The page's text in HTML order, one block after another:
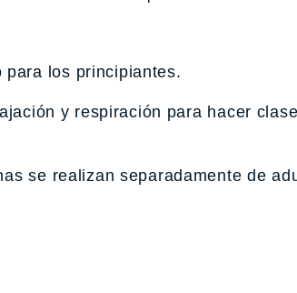
para los principiantes.
y respiración para hacer
se realizan separadamente de